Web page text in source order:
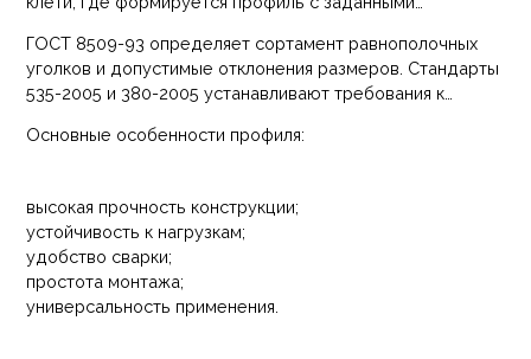
контроль геометрии, механических характеристик и
качества поверхности.
ГОСТ 8509-93 определяет сортамент равнополочных
уголков и допустимые отклонения размеров. Стандарты
535-2005 и 380-2005 устанавливают требования к
характеристикам материала.
Основные особенности профиля:
высокая прочность конструкции;
устойчивость к нагрузкам;
удобство сварки;
простота монтажа;
универсальность применения.